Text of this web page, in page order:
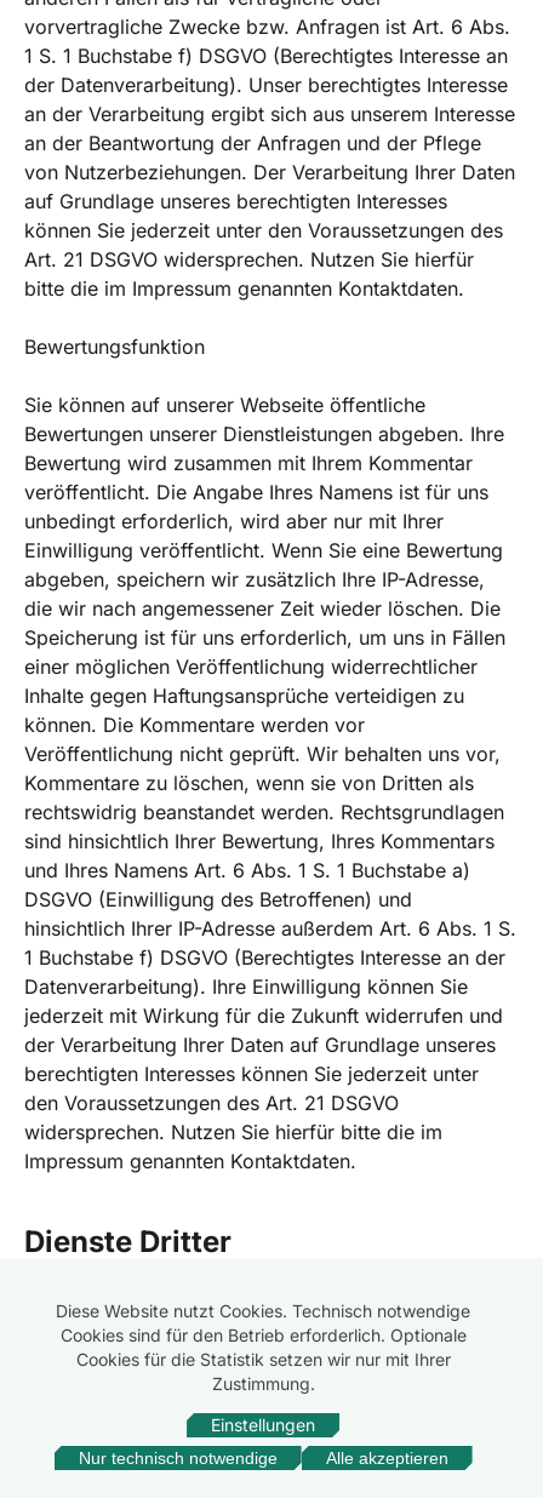
vorvertragliche Zwecke bzw. Anfragen ist Art. 6 Abs.
1 S. 1 Buchstabe f) DSGVO (Berechtigtes Interesse an
der Datenverarbeitung). Unser berechtigtes Interesse
an der Verarbeitung ergibt sich aus unserem Interesse
an der Beantwortung der Anfragen und der Pflege
von Nutzerbeziehungen. Der Verarbeitung Ihrer Daten
auf Grundlage unseres berechtigten Interesses
können Sie jederzeit unter den Voraussetzungen des
Art. 21 DSGVO widersprechen. Nutzen Sie hierfür
bitte die im Impressum genannten Kontaktdaten.
Bewertungsfunktion
Sie können auf unserer Webseite öffentliche
Bewertungen unserer Dienstleistungen abgeben. Ihre
Bewertung wird zusammen mit Ihrem Kommentar
veröffentlicht. Die Angabe Ihres Namens ist für uns
unbedingt erforderlich, wird aber nur mit Ihrer
Einwilligung veröffentlicht. Wenn Sie eine Bewertung
abgeben, speichern wir zusätzlich Ihre IP-Adresse,
die wir nach angemessener Zeit wieder löschen. Die
Speicherung ist für uns erforderlich, um uns in Fällen
einer möglichen Veröffentlichung widerrechtlicher
Inhalte gegen Haftungsansprüche verteidigen zu
können. Die Kommentare werden vor
Veröffentlichung nicht geprüft. Wir behalten uns vor,
Kommentare zu löschen, wenn sie von Dritten als
rechtswidrig beanstandet werden. Rechtsgrundlagen
sind hinsichtlich Ihrer Bewertung, Ihres Kommentars
und Ihres Namens Art. 6 Abs. 1 S. 1 Buchstabe a)
DSGVO (Einwilligung des Betroffenen) und
hinsichtlich Ihrer IP-Adresse außerdem Art. 6 Abs. 1 S.
1 Buchstabe f) DSGVO (Berechtigtes Interesse an der
Datenverarbeitung). Ihre Einwilligung können Sie
jederzeit mit Wirkung für die Zukunft widerrufen und
der Verarbeitung Ihrer Daten auf Grundlage unseres
berechtigten Interesses können Sie jederzeit unter
den Voraussetzungen des Art. 21 DSGVO
widersprechen. Nutzen Sie hierfür bitte die im
Impressum genannten Kontaktdaten.
Dienste Dritter
Wir nutzen, zur Vereinfachung unserer
Datenverarbeitung und um den Funktionsumfang
unserer Webseite zu erweitern,
Dienstleistungen/Ressourcen von Dritten,
beispielsweise Plugins, externe Inhalte, Software oder
sonstige externe Dienstleister (Dienste). Dabei
Beratung anfordern
Diese Website nutzt Cookies. Technisch notwendige
Cookies sind für den Betrieb erforderlich. Optionale
Cookies für die Statistik setzen wir nur mit Ihrer
Zustimmung.
Einstellungen
Nur technisch notwendige Alle akzeptieren